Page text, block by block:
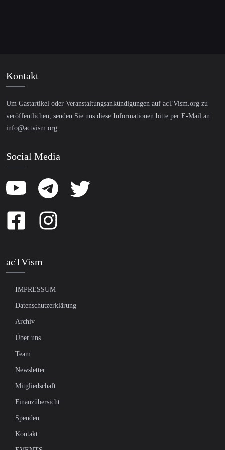
Kontakt
Um Gastartikel oder Veranstaltungsankündigungen auf acTVism.org zu
veröffentlichen, senden Sie uns diese Informationen bitte per E-Mail an
info@actvism.org
Social Media
acTVism
IMPRESSUM
Datenschutzerklärung
Archiv
Über uns
Team
Newsletter
Mitgliedschaft
Finanzübersicht
Spenden
Kontakt